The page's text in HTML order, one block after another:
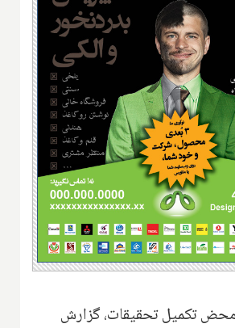
تکمیل تحقیقات، گزارش